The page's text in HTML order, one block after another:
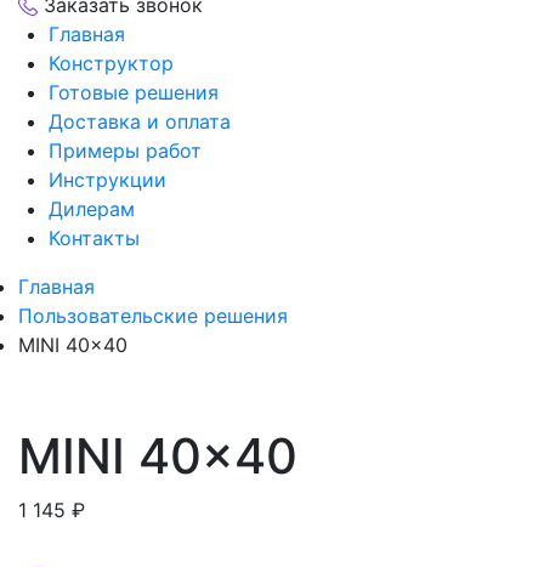
Заказать звонок
Главная
Конструктор
Готовые решения
Доставка и оплата
Примеры работ
Инструкции
Дилерам
Контакты
Главная
Пользовательские решения
MINI 40×40
MINI 40×40
1 145 ₽